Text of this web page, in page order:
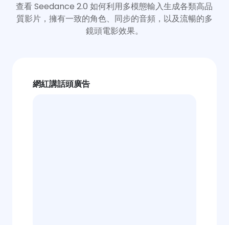
查看 Seedance 2.0 如何利用多模態輸入生成各類高品
質影片，擁有一致的角色、同步的音頻，以及流暢的多
鏡頭電影效果。
網紅講話頭廣告